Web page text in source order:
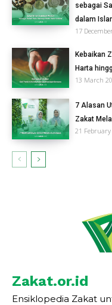
sebagai
dalam
17
Kebaikan
Harta
13 March
7 Alasan
Zakat
21
Zakat.or.id
Ensiklopedia Zakat